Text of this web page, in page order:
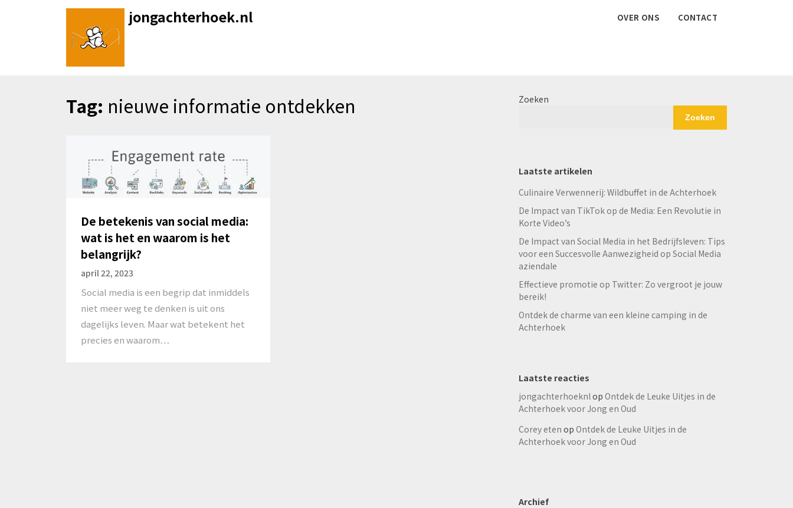
jongachterhoek.nl OVER ONS CONTACT
Tag: nieuwe informatie ontdekken
De betekenis van social media:
wat is het en waarom is het
belangrijk?
april 22, 2023
Social media is een begrip dat inmiddels
niet meer weg te denken is uit ons
dagelijks leven. Maar wat betekent het
precies en waarom…
Zoeken
Zoeken
Laatste artikelen
Culinaire Verwennerij: Wildbuffet in de Achterhoek
De Impact van TikTok op de Media: Een Revolutie in
Korte Video’s
De Impact van Social Media in het Bedrijfsleven: Tips
voor een Succesvolle Aanwezigheid op Social Media
aziendale
Effectieve promotie op Twitter: Zo vergroot je jouw
bereik!
Ontdek de charme van een kleine camping in de
Achterhoek
Laatste reacties
jongachterhoeknlop Ontdek de Leuke Uitjes in de
Achterhoek voor Jong en Oud
Corey eten op Ontdek de Leuke Uitjes in de
Achterhoek voor Jong en Oud
Archief